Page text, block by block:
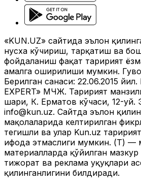
«KUN.UZ» сайтида эълон
нусха кўчириш, тарқатиш ва
фойдаланиш фақат таҳририят
амалга оширилиши мумкин.
Берилган санаси: 22.06.2015
EXPERT» МЧЖ. Таҳририят
шаҳри, К. Ерматов кўчаси, 12-уй.
info@kun.uz. Сайтда эълон
мақолаларида келтирилган
тегишли ва улар Kun.uz
ифода этмаслиги мумкин. (Т) —
материалларда қўйилган мазкур
тижорат ва реклама ҳуқуқлари
қилинганлигини билдиради.